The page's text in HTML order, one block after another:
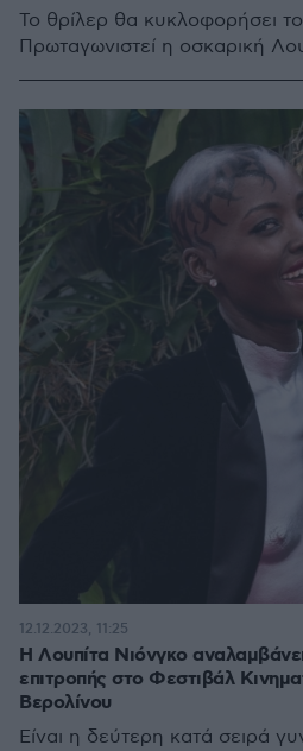
Το θρίλερ θα κυκλοφορήσει
Πρωταγωνιστεί η οσκαρική
Η Λουπίτα Νιόνγκο
επιτροπής στο Φεστιβάλ
Βερολίνου
Είναι η δεύτερη κατά σειρά
12.12.2023, 11:25